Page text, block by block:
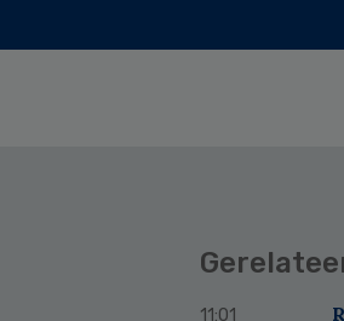
11:01